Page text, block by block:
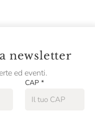
newsletter
ed eventi.
CAP *